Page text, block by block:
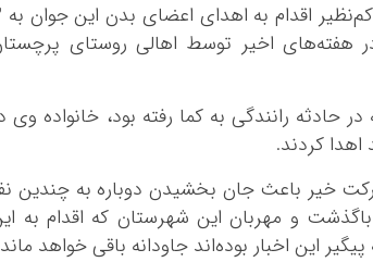
در پی
هفته‌های اخیر توسط اهالی روستای
رانندگی به کما رفته بود، خانواده وی
خیر باعث جان بخشیدن دوباره به چندین
و مهربان این شهرستان که اقدام به
این اخبار بوده‌اند جاودانه باقی خواهد